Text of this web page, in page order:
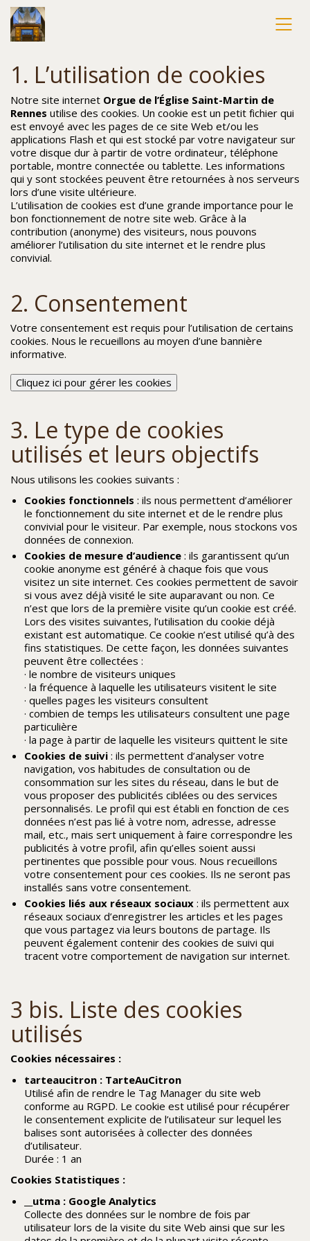
1. L’utilisation de cookies
Notre site internet Orgue de l’Église Saint-Martin de
Rennes utilise des cookies. Un cookie est un petit fichier qui
est envoyé avec les pages de ce site Web et/ou les
applications Flash et qui est stocké par votre navigateur sur
votre disque dur à partir de votre ordinateur, téléphone
portable, montre connectée ou tablette. Les informations
qui y sont stockées peuvent être retournées à nos serveurs
lors d’une visite ultérieure.
L’utilisation de cookies est d’une grande importance pour le
bon fonctionnement de notre site web. Grâce à la
contribution (anonyme) des visiteurs, nous pouvons
améliorer l’utilisation du site internet et le rendre plus
convivial.
2. Consentement
Votre consentement est requis pour l’utilisation de certains
cookies. Nous le recueillons au moyen d’une bannière
informative.
Cliquez ici pour gérer les cookies
3. Le type de cookies
utilisés et leurs objectifs
Nous utilisons les cookies suivants :
Cookies fonctionnels : ils nous permettent d’améliorer
le fonctionnement du site internet et de le rendre plus
convivial pour le visiteur. Par exemple, nous stockons vos
données de connexion.
Cookies de mesure d’audience : ils garantissent qu’un
cookie anonyme est généré à chaque fois que vous
visitez un site internet. Ces cookies permettent de savoir
si vous avez déjà visité le site auparavant ou non. Ce
n’est que lors de la première visite qu’un cookie est créé.
Lors des visites suivantes, l’utilisation du cookie déjà
existant est automatique. Ce cookie n’est utilisé qu’à des
fins statistiques. De cette façon, les données suivantes
peuvent être collectées :
· le nombre de visiteurs uniques
· la fréquence à laquelle les utilisateurs visitent le site
· quelles pages les visiteurs consultent
· combien de temps les utilisateurs consultent une page
particulière
· la page à partir de laquelle les visiteurs quittent le site
Cookies de suivi : ils permettent d’analyser votre
navigation, vos habitudes de consultation ou de
consommation sur les sites du réseau, dans le but de
vous proposer des publicités ciblées ou des services
personnalisés. Le profil qui est établi en fonction de ces
données n’est pas lié à votre nom, adresse, adresse
mail, etc., mais sert uniquement à faire correspondre les
publicités à votre profil, afin qu’elles soient aussi
pertinentes que possible pour vous. Nous recueillons
votre consentement pour ces cookies. Ils ne seront pas
installés sans votre consentement.
Cookies liés aux réseaux sociaux : ils permettent aux
réseaux sociaux d’enregistrer les articles et les pages
que vous partagez via leurs boutons de partage. Ils
peuvent également contenir des cookies de suivi qui
tracent votre comportement de navigation sur internet.
3 bis. Liste des cookies
utilisés
Cookies nécessaires :
tarteaucitron : TarteAuCitron
Utilisé afin de rendre le Tag Manager du site web
conforme au RGPD. Le cookie est utilisé pour récupérer
le consentement explicite de l’utilisateur sur lequel les
balises sont autorisées à collecter des données
d’utilisateur.
Durée : 1 an
Cookies Statistiques :
__utma : Google Analytics
Collecte des données sur le nombre de fois par
utilisateur lors de la visite du site Web ainsi que sur les